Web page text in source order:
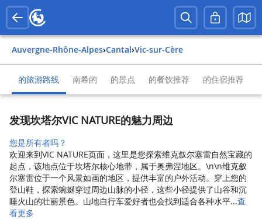
Auvergne-Rhône-Alpes› Cantal› Vic-sur-Cère
的旅游路线 南希的 的景点 的餐饮推荐 的住宿推荐
发现坎塔尔VIC NATURE的魅力周边
您是所有者吗？
欢迎来到VIC NATURE页面，这里是您探索维克叙尔塞雷自然宝藏的
起点，该地点位于坎塔尔核心地带，属于奥弗涅地区。\n\n维克叙
尔塞雷位于一个风景如画的地区，提供丰富的户外活动。穿上您的
登山鞋，探索蜿蜒穿过周边山脉的小径，这些小径提供了山谷和沉
睡火山的壮丽景色。山地自行车爱好者也会找到适合各种水平...查
看更多